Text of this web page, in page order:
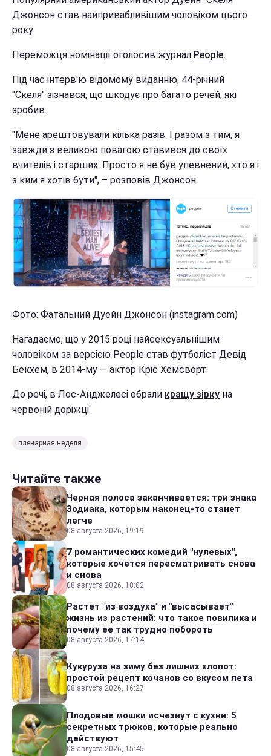
Джонсон став найпривабливішим чоловіком цього
року.
Переможця номінації оголосив журнал People.
Під час інтерв'ю відомому виданню, 44-річний
"Скеля" зізнався, що шкодує про багато речей, які
зробив.
"Мене арештовували кілька разів. І разом з тим, я
завжди з великою повагою ставився до своїх
вчителів і старших. Просто я не був упевнений, хто я і
з ким я хотів бути", – розповів Джонсон.
Фото: Фатальний Дуейн Джонсон (instagram.com)
Нагадаємо, що у 2015 році найсексуальнішим
чоловіком за версією People став футболіст Девід
Бекхем, в 2014-му — актор Кріс Хемсворт.
До речі, в Лос-Анджелесі обрали кращу зірку на
червоній доріжці.
пленарная неделя
Читайте также
Черная полоса заканчивается: три знака
Зодиака, которым наконец-то станет
легче
08 августа 2026, 19:19
7 романтических комедий "нулевых",
которые хочется пересматривать снова
и снова
08 августа 2026, 18:02
Растет "из воздуха" и "высасывает"
жизнь из растений: что такое повилика и
почему ее так трудно побороть
08 августа 2026, 17:14
Кукуруза на зиму без лишних хлопот:
простой рецепт кочанов со вкусом лета
08 августа 2026, 16:27
Плодовые мошки исчезнут с кухни: 5
секретных трюков, которые реально
действуют
08 августа 2026, 15:45